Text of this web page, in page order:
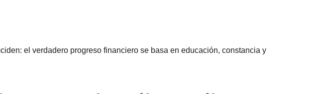
el verdadero progreso financiero se basa en educación, constancia y